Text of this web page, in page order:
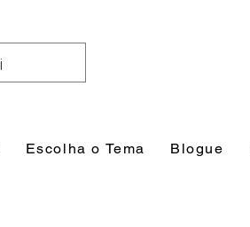
Escolha o Tema Blogue